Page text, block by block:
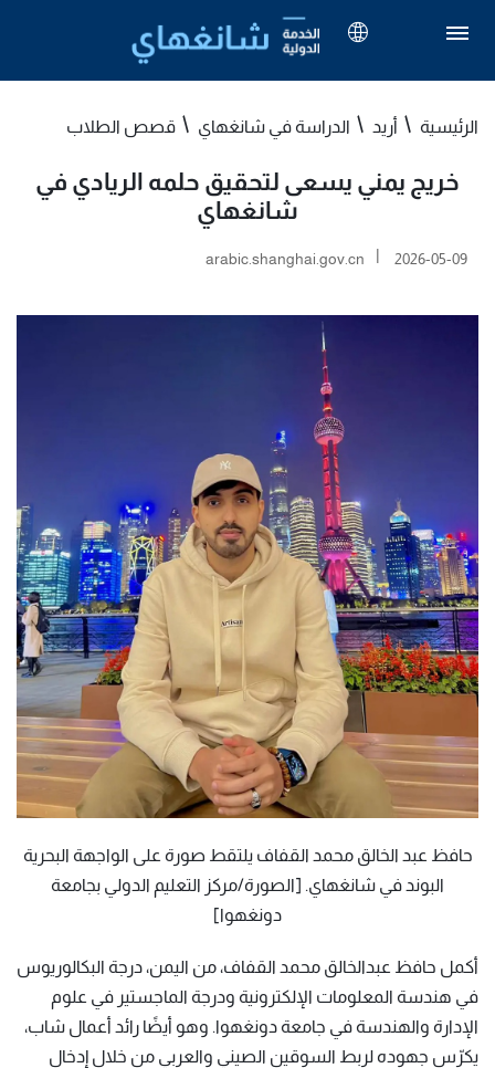
الرئيسية أريد الدراسة في شانغهاي قصص الطلاب
خريج يمني يسعى لتحقيق حلمه الريادي في
شانغهاي
arabic.shanghai.gov.cn 2026-05-09
حافظ عبد الخالق محمد القفاف يلتقط صورة على الواجهة البحرية
البوند في شانغهاي. [الصورة/مركز التعليم الدولي بجامعة
دونغهوا]
أكمل حافظ عبدالخالق محمد القفاف، من اليمن، درجة البكالوريوس
في هندسة المعلومات الإلكترونية ودرجة الماجستير في علوم
الإدارة والهندسة في جامعة دونغهوا. وهو أيضًا رائد أعمال شاب،
يكرّس جهوده لربط السوقين الصيني والعربي من خلال إدخال